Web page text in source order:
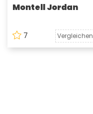
Montell Jordan
7 Vergleichen